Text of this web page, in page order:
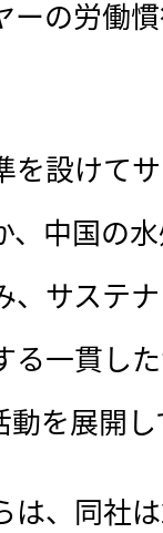
ーの労働
を設けて
、中国の
、サステ
る一貫し
動を展開
は、同社